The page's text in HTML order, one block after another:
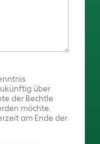
über
der Bechtle
möchte.
am Ende der